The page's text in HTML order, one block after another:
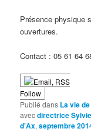
Présence physique
ouvertures.
Contact : 05 61 64
Follow
Publié dans La vie
avecdirectrice
d'Ax,septembre